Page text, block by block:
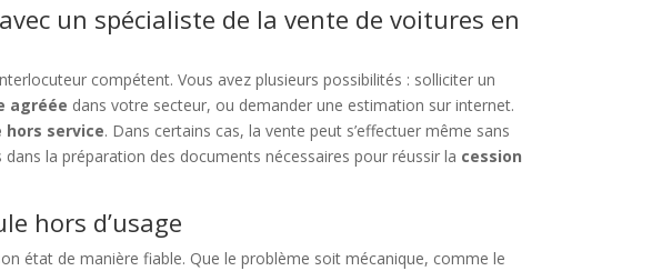
un spécialiste de la vente de voitures en
compétent. Vous avez plusieurs possibilités : solliciter un
agréée dans votre secteur, ou demander une estimation sur internet.
hors service. Dans certains cas, la vente peut s’effectuer même sans
la préparation des documents nécessaires pour réussir la cession
hors d’usage
état de manière fiable. Que le problème soit mécanique, comme le